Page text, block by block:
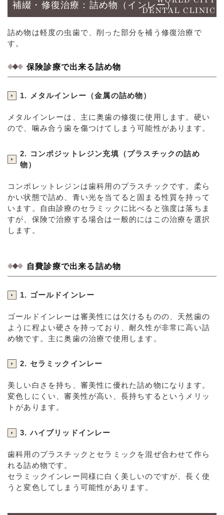
補綴・修復治療：詰め物（インレー）
詰め物は軽度の虫歯で、削った部分を補う修復治療で
す。
保険診療で出来る詰め物
1. メタルインレー（金属の詰め物）
メタルインレーは、主に奥歯の修復に使用します。硬い
ので、噛み合う歯を傷つけてしまう可能性があります。
2. コンポジットレジン充填（プラスチックの詰め
物）
コンポレットレジンは歯科用のプラスチックです。柔ら
かい状態で詰め、青い光を当てると固まる性質を持って
います。自由診療のセラミックに比べると強度は落ちま
すが、保険で治療する場合は一般的にはこの治療を選択
します。
自費診療で出来る詰め物
1. ゴールドインレー
ゴールドインレーは審美性には欠けるものの、天然歯の
ように程よい硬さを持っており、耐久性が非常に高い詰
め物です。主に奥歯の治療で使用します。
2. セラミックインレー
美しい白さを持ち、審美性に優れた詰め物になります。
変色しにくい、審美性が高い、長持ちするというメリッ
トがあります。
3. ハイブリッドインレー
歯科用のプラスチックとセラミックを混ぜ合わせて作ら
れる詰め物です。
セラミックインレー同様に白く美しいのですが、長く使
うと変色してしまう可能性があります。